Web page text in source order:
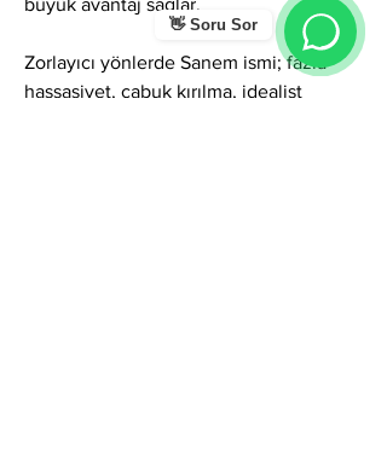
👋 Soru Sor
büyük avantaj sağlar.
Zorlayıcı yönlerde Sanem ismi; fazla
hassasiyet, çabuk kırılma, idealist